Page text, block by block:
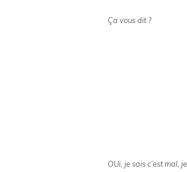
Ça vous dit ?
OUi, je sais c’est mal,